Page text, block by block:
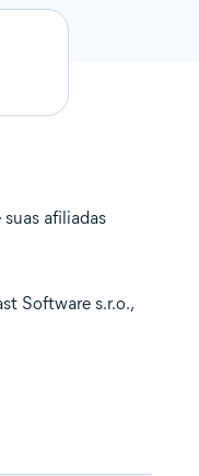
afiliadas
Software s.r.o.,